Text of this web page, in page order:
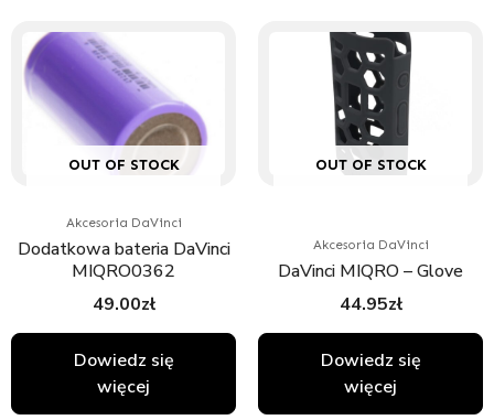
OUT OF STOCK
Akcesoria DaVinci
Dodatkowa bateria DaVinci
MIQRO0362
49.00zł
Dowiedz się
więcej
OUT OF STOCK
Akcesoria DaVinci
DaVinci MIQRO – Glove
44.95zł
Dowiedz się
więcej